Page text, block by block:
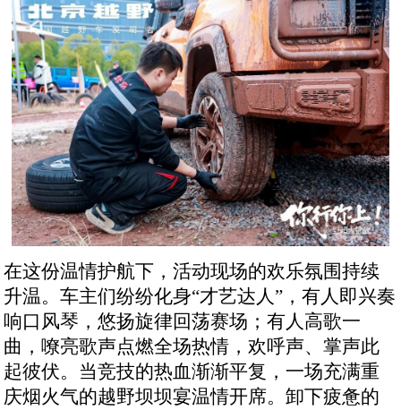
在这份温情护航下，活动现场的欢乐氛围持续
升温。车主们纷纷化身“才艺达人”，有人即兴奏
响口风琴，悠扬旋律回荡赛场；有人高歌一
曲，嘹亮歌声点燃全场热情，欢呼声、掌声此
起彼伏。当竞技的热血渐渐平复，一场充满重
庆烟火气的越野坝坝宴温情开席。卸下疲惫的